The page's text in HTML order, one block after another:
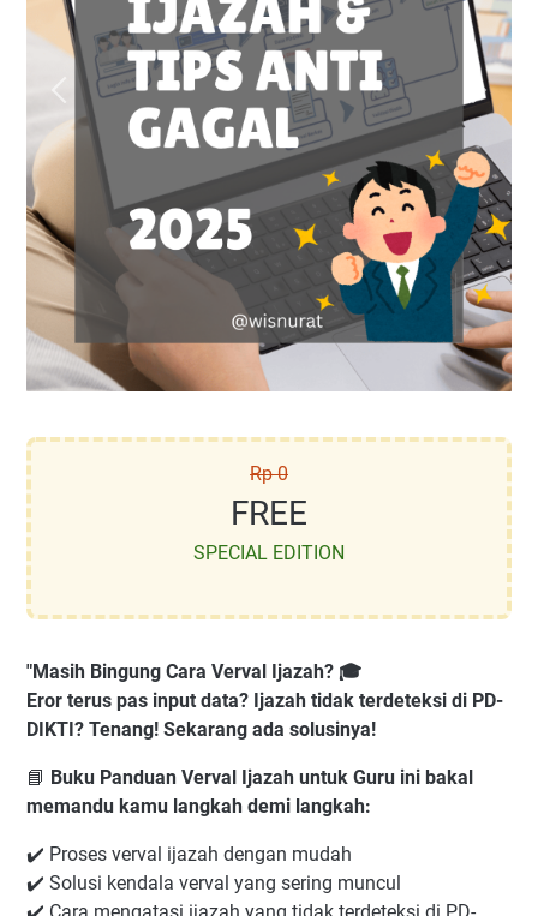
Rp 0
FREE
SPECIAL EDITION
"Masih Bingung Cara Verval Ijazah? 🎓
Eror terus pas input data? Ijazah tidak terdeteksi di PD-
DIKTI? Tenang! Sekarang ada solusinya!
📘 Buku Panduan Verval Ijazah untuk Guru ini bakal
memandu kamu langkah demi langkah:
✔️ Proses verval ijazah dengan mudah
✔️ Solusi kendala verval yang sering muncul